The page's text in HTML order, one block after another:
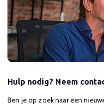
Hulp nodig? Neem
Ben je op zoek naar een